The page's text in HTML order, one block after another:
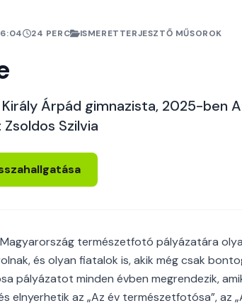
24 PERC ISMERETTERJESZTŐ MŰSOROK
Árpád gimnazista, 2025-ben
Szilvia
természetfotó pályázatára
és olyan fiatalok is, akik még csak
pályázatot minden évben megrendezik,
elnyerhetik az „Az év természetfotósa”, az